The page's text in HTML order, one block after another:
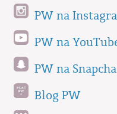
PW na
PW na
PW na
Blog PW